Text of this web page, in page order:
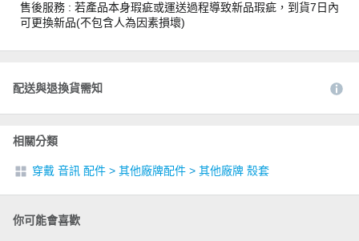
售後服務 : 若產品本身瑕疵或運送過程導致新品瑕疵，到貨7日內
可更換新品(不包含人為因素損壞)
配送與退換貨需知
相關分類
穿戴 音訊 配件 > 其他廠牌配件 > 其他廠牌 殼套
你可能會喜歡